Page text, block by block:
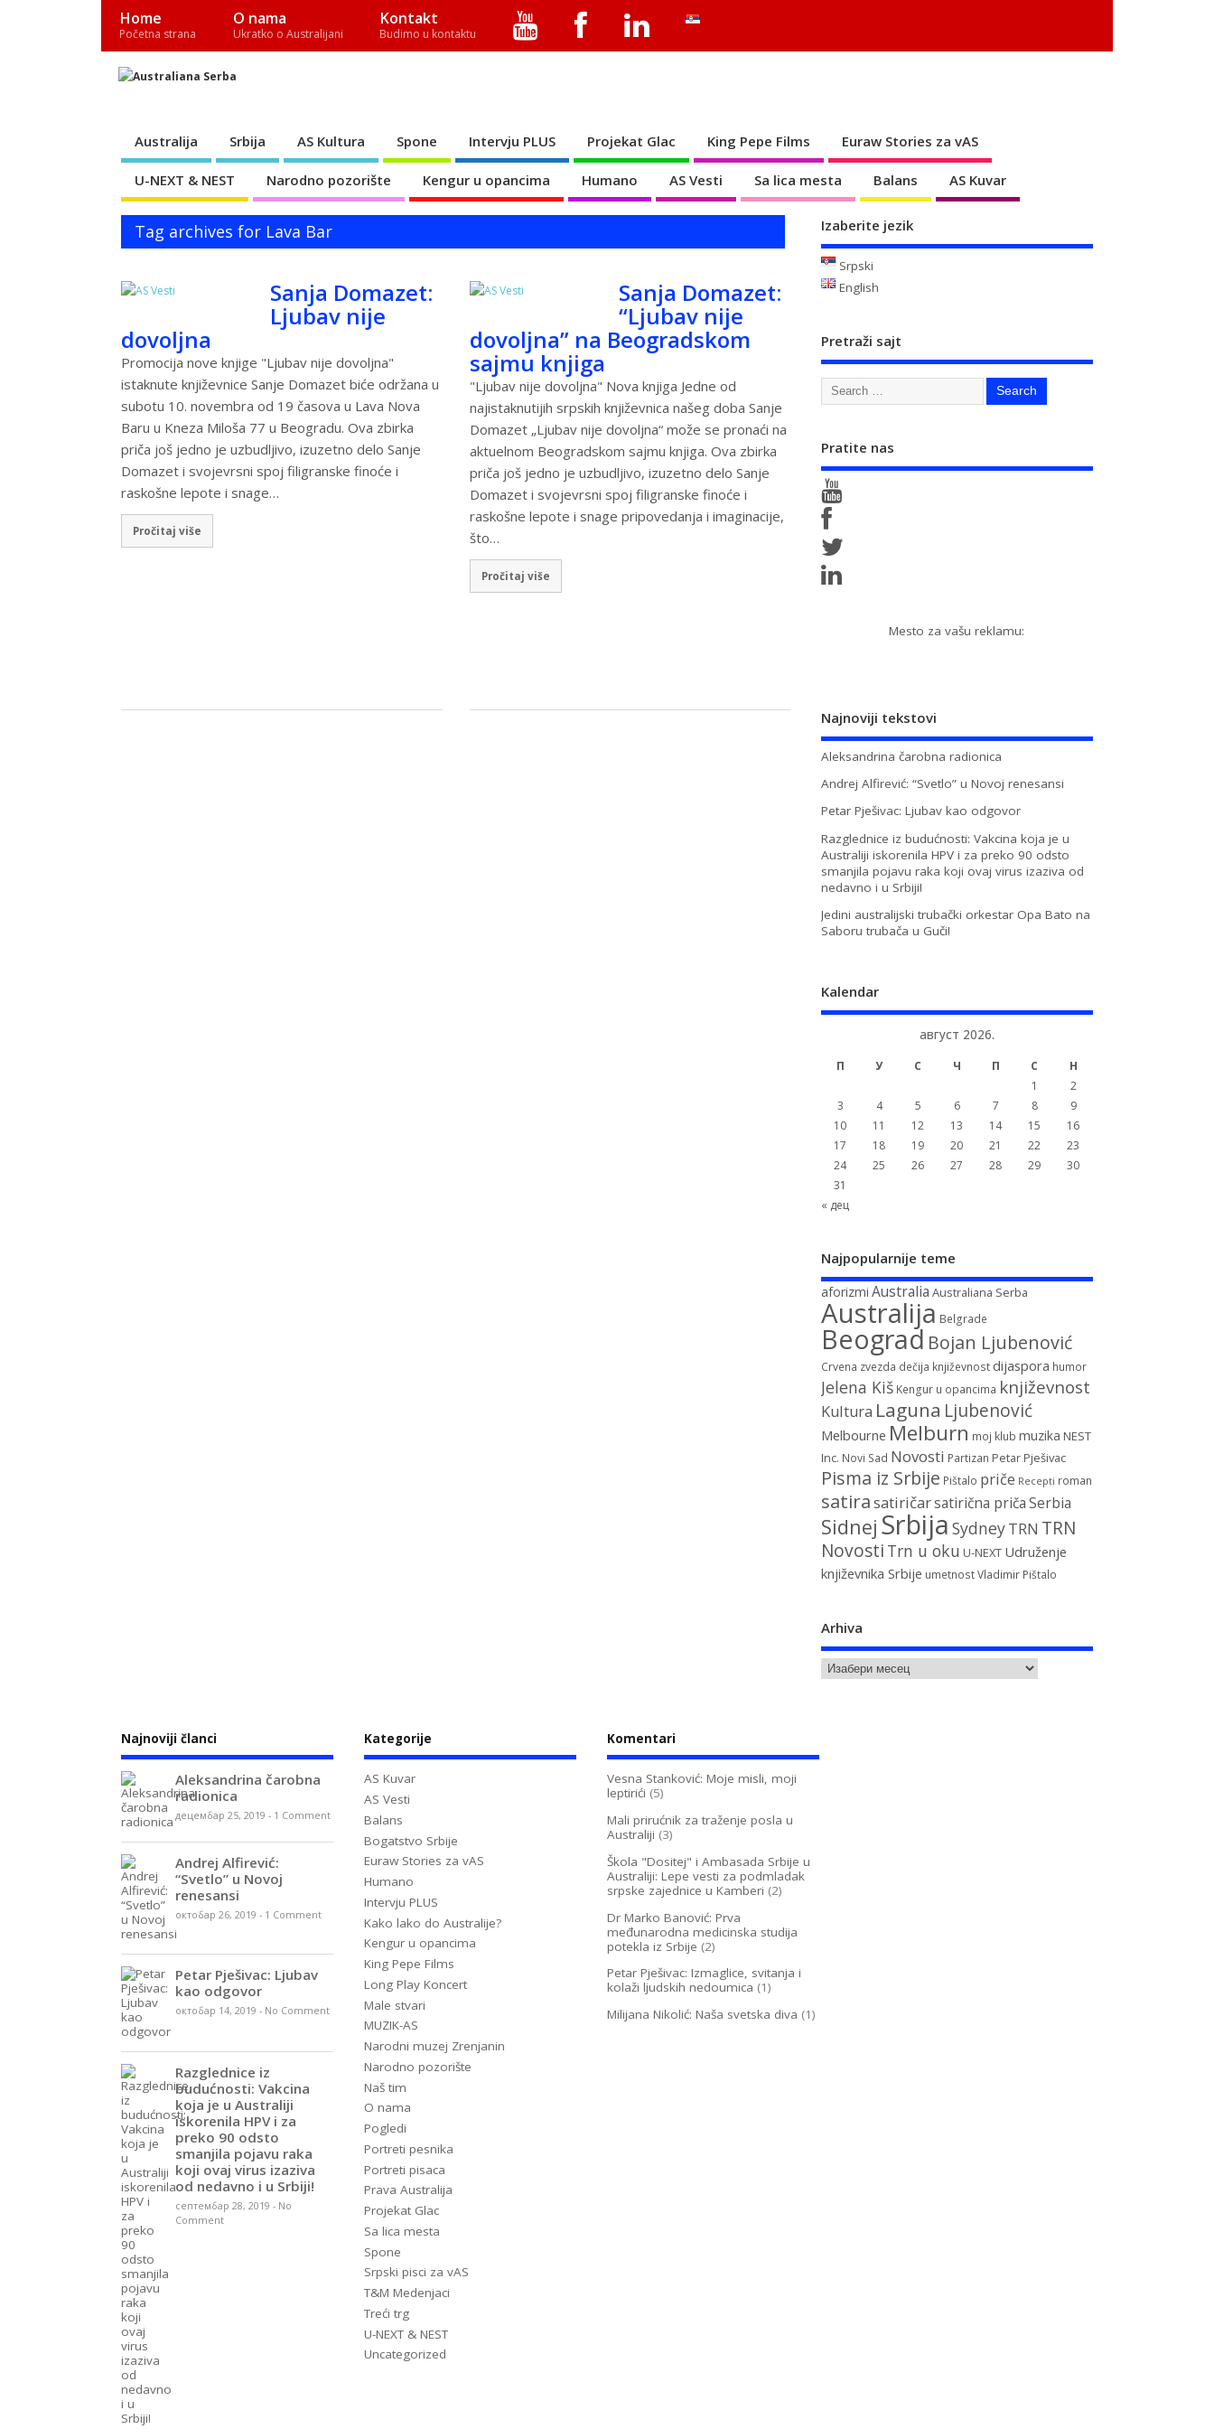
Home
Početna strana
O nama
Ukratko o Australijani
Kontakt
Budimo u kontaktu
Australija Srbija AS Kultura Spone Intervju PLUS Projekat Glac King Pepe Films Euraw Stories za vAS
U-NEXT & NEST Narodno pozorište Kengur u opancima Humano AS Vesti Sa lica mesta Balans AS Kuvar
Tag archives for Lava Bar
Sanja Domazet:
Ljubav nije
dovoljna
Promocija nove knjige "Ljubav nije dovoljna"
istaknute književnice Sanje Domazet biće održana u
subotu 10. novembra od 19 časova u Lava Nova
Baru u Kneza Miloša 77 u Beogradu. Ova zbirka
priča još jedno je uzbudljivo, izuzetno delo Sanje
Domazet i svojevrsni spoj filigranske finoće i
raskošne lepote i snage…
Pročitaj više
Sanja Domazet:
“Ljubav nije
dovoljna” na Beogradskom
sajmu knjiga
"Ljubav nije dovoljna" Nova knjiga Jedne od
najistaknutijih srpskih književnica našeg doba Sanje
Domazet „Ljubav nije dovoljna“ može se pronaći na
aktuelnom Beogradskom sajmu knjiga. Ova zbirka
priča još jedno je uzbudljivo, izuzetno delo Sanje
Domazet i svojevrsni spoj filigranske finoće i
raskošne lepote i snage pripovedanja i imaginacije,
što…
Pročitaj više
Izaberite jezik
Srpski
English
Pretraži sajt
Pratite nas
Mesto za vašu reklamu:
Najnoviji tekstovi
Aleksandrina čarobna radionica
Andrej Alfirević: “Svetlo” u Novoj renesansi
Petar Pješivac: Ljubav kao odgovor
Razglednice iz budućnosti: Vakcina koja je u
Australiji iskorenila HPV i za preko 90 odsto
smanjila pojavu raka koji ovaj virus izaziva od
nedavno i u Srbiji!
Jedini australijski trubački orkestar Opa Bato na
Saboru trubača u Guči!
Kalendar
август 2026.
П У С Ч П С
Н
1
2
3
4 5 6 7 8
9
10
11 12 13 14 15
16
17
18 19 20 21 22
23
24
25 26 27 28 29
30
31
« дец
Najpopularnije teme
aforizmi Australia Australiana Serba
Australija Belgrade
Beograd Bojan Ljubenović
Crvena zvezda dečija književnost dijaspora humor
Jelena Kiš Kengur u opancima književnost
Kultura Laguna Ljubenović
Melbourne Melburn moj klub muzika NEST
Inc. Novi Sad Novosti Partizan Petar Pješivac
Pisma iz Srbije Pištalo priče Recepti roman
satirasatiričarsatirična pričaSerbia
Sidnej Srbija Sydney TRN TRN
Novosti Trn u oku U-NEXT Udruženje
književnika Srbije umetnost Vladimir Pištalo
Arhiva
Najnoviji članci
Aleksandrina čarobna
radionica
децембар 25, 2019 - 1 Comment
Andrej Alfirević:
“Svetlo” u Novoj
renesansi
октобар 26, 2019 - 1 Comment
Petar Pješivac: Ljubav
kao odgovor
октобар 14, 2019 - No Comment
Razglednice iz
budućnosti: Vakcina
koja je u Australiji
iskorenila HPV i za
preko 90 odsto
smanjila pojavu raka
koji ovaj virus izaziva
od nedavno i u Srbiji!
септембар 28, 2019 - No
Comment
Kategorije
AS Kuvar
AS Vesti
Balans
Bogatstvo Srbije
Euraw Stories za vAS
Humano
Intervju PLUS
Kako lako do Australije?
Kengur u opancima
King Pepe Films
Long Play Koncert
Male stvari
MUZIK-AS
Narodni muzej Zrenjanin
Narodno pozorište
Naš tim
O nama
Pogledi
Portreti pesnika
Portreti pisaca
Prava Australija
Projekat Glac
Sa lica mesta
Spone
Srpski pisci za vAS
T&M Medenjaci
Treći trg
U-NEXT & NEST
Uncategorized
Komentari
Vesna Stanković: Moje misli, moji
leptirići (5)
Mali prirućnik za traženje posla u
Australiji (3)
Škola "Dositej" i Ambasada Srbije u
Australiji: Lepe vesti za podmladak
srpske zajednice u Kamberi (2)
Dr Marko Banović: Prva
međunarodna medicinska studija
potekla iz Srbije (2)
Petar Pješivac: Izmaglice, svitanja i
kolaži ljudskih nedoumica (1)
Milijana Nikolić: Naša svetska diva (1)